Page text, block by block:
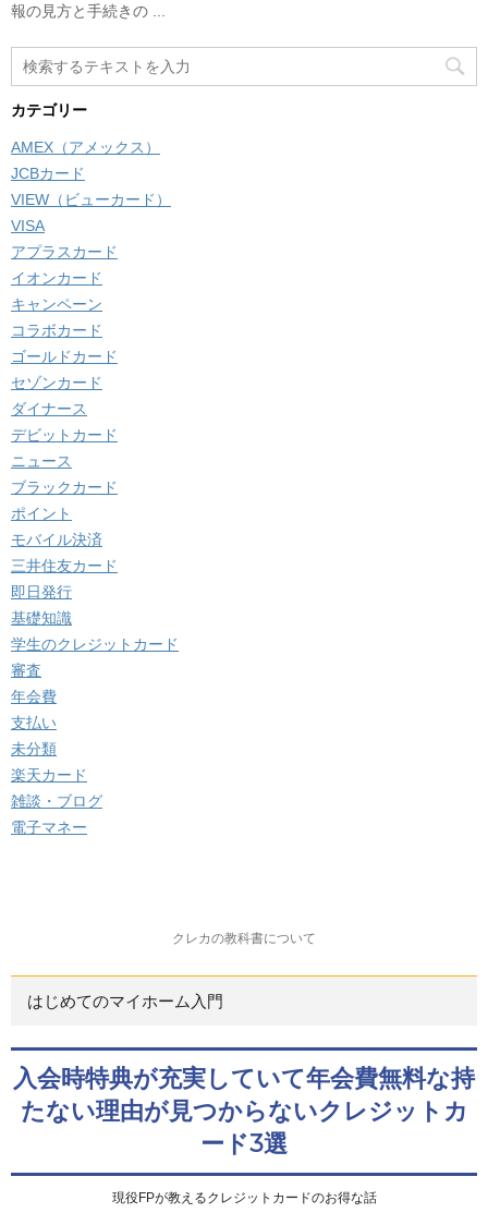
報の見方と手続きの ...
カテゴリー
AMEX（アメックス）
JCBカード
VIEW（ビューカード）
VISA
アプラスカード
イオンカード
キャンペーン
コラボカード
ゴールドカード
セゾンカード
ダイナース
デビットカード
ニュース
ブラックカード
ポイント
モバイル決済
三井住友カード
即日発行
基礎知識
学生のクレジットカード
審査
年会費
支払い
未分類
楽天カード
雑談・ブログ
電子マネー
クレカの教科書について
はじめてのマイホーム入門
入会時特典が充実していて年会費無料な持
たない理由が見つからないクレジットカ
ード3選
現役FPが教えるクレジットカードのお得な話